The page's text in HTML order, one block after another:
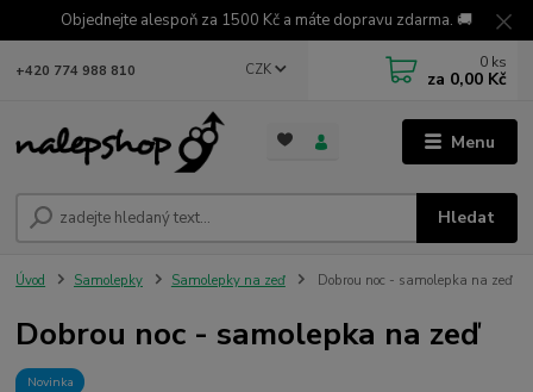
Objednejte alespoň za 1500 Kč a máte dopravu zdarma. 🚚
Menu
CZK
Hledat
+420 774 988 810 0 ks
za 0,00 Kč
Úvod Samolepky Samolepky na zeď Dobrou noc - samolepka na zeď
Dobrou noc - samolepka na zeď
Novinka